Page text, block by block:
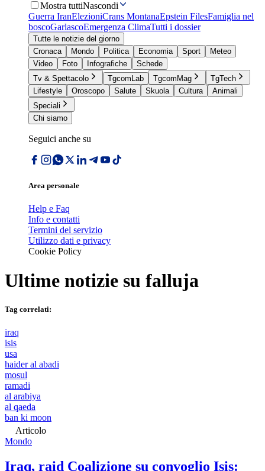
Mostra tuttiNascondi
Guerra IranElezioniCrans MontanaEpstein FilesFamiglia nel
boscoGarlascoEmergenza ClimaTutti i dossier
Tutte le notizie del giorno
Cronaca
Mondo Politica Economia Sport
Meteo
Video
Foto Infografiche
Schede
Tv & Spettacolo
TgcomLab TgcomMag
TgTech
Lifestyle
Oroscopo Salute Skuola Cultura
Animali
Speciali
Chi siamo
Seguici anche su
Area personale
Help e Faq
Info e contatti
Termini del servizio
Utilizzo dati e privacy
Cookie Policy
Ultime notizie su falluja
Tag correlati:
iraq
isis
usa
haider al abadi
mosul
ramadi
al arabiya
al qaeda
ban ki moon
Articolo
Mondo
Iraq, raid Coalizione su convoglio Isis: